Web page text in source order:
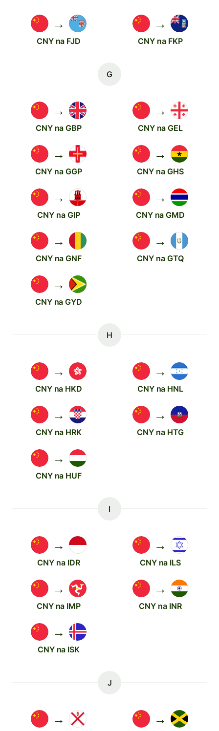
→
CNY na FJD
→
CNY na FKP
G
→
CNY na GBP
→
CNY na GEL
→
CNY na GGP
→
CNY na GHS
→
CNY na GIP
→
CNY na GMD
→
CNY na GNF
→
CNY na GTQ
→
CNY na GYD
H
→
CNY na HKD
→
CNY na HNL
→
CNY na HRK
→
CNY na HTG
→
CNY na HUF
I
→
CNY na IDR
→
CNY na ILS
→
CNY na IMP
→
CNY na INR
→
CNY na ISK
J
→ →